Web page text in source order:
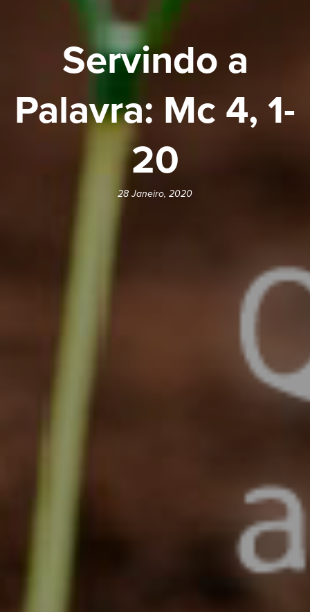
Servindo a
Palavra: Mc 4, 1-
20
28 Janeiro, 2020